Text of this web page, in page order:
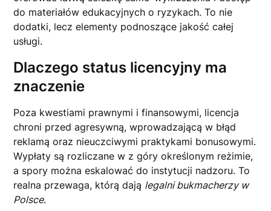
do materiałów edukacyjnych o ryzykach. To nie
dodatki, lecz elementy podnoszące jakość całej
usługi.
Dlaczego status licencyjny ma
znaczenie
Poza kwestiami prawnymi i finansowymi, licencja
chroni przed agresywną, wprowadzającą w błąd
reklamą oraz nieuczciwymi praktykami bonusowymi.
Wypłaty są rozliczane w z góry określonym reżimie,
a spory można eskalować do instytucji nadzoru. To
realna przewaga, którą dają legalni bukmacherzy w
Polsce.